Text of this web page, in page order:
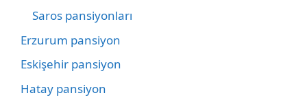
Saros pansiyonları
Erzurum pansiyon
Eskişehir pansiyon
Hatay pansiyon